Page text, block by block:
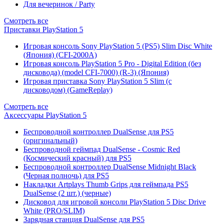
Для вечеринок / Party
Смотреть все
Приставки PlayStation 5
Игровая консоль Sony PlayStation 5 (PS5) Slim Disc White
(Япония) (CFI-2000A)
Игровая консоль PlayStation 5 Pro - Digital Edition (без
дисковода) (model CFI-7000) (R-3) (Япония)
Игровая приставка Sony PlayStation 5 Slim (с
дисководом) (GameReplay)
Смотреть все
Аксессуары PlayStation 5
Беспроводной контроллер DualSense для PS5
(оригинальный)
Беспроводной геймпад DualSense - Cosmic Red
(Космический красный) для PS5
Беспроводной контроллер DualSense Midnight Black
(Черная полночь) для PS5
Накладки Artplays Thumb Grips для геймпада PS5
DualSense (2 шт.) (черные)
Дисковод для игровой консоли PlayStation 5 Disc Drive
White (PRO/SLIM)
Зарядная станция DualSense для PS5